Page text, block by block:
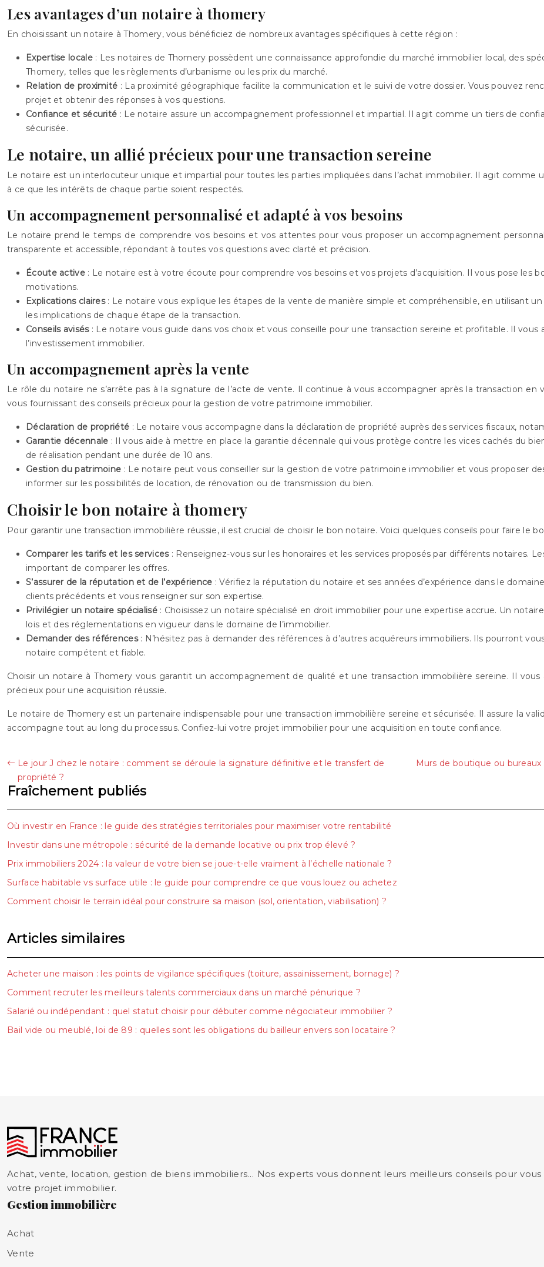
Les avantages d’un notaire à thomery
En choisissant un notaire à Thomery, vous bénéficiez de nombreux avantages spécifiques à cette région :
Expertise locale : Les notaires de Thomery possèdent une connaissance approfondie du marché immobilier local, des
Thomery, telles que les règlements d’urbanisme ou les prix du marché.
Relation de proximité : La proximité géographique facilite la communication et le suivi de votre dossier. Vous pouvez
projet et obtenir des réponses à vos questions.
Confiance et sécurité : Le notaire assure un accompagnement professionnel et impartial. Il agit comme un tiers de
sécurisée.
Le notaire, un allié précieux pour une transaction sereine
Le notaire est un interlocuteur unique et impartial pour toutes les parties impliquées dans l’achat immobilier. Il agit comme
à ce que les intérêts de chaque partie soient respectés.
Un accompagnement personnalisé et adapté à vos besoins
Le notaire prend le temps de comprendre vos besoins et vos attentes pour vous proposer un accompagnement
transparente et accessible, répondant à toutes vos questions avec clarté et précision.
Écoute active : Le notaire est à votre écoute pour comprendre vos besoins et vos projets d’acquisition. Il vous pose les
motivations.
Explications claires : Le notaire vous explique les étapes de la vente de manière simple et compréhensible, en utilisant
les implications de chaque étape de la transaction.
Conseils avisés : Le notaire vous guide dans vos choix et vous conseille pour une transaction sereine et profitable. Il
l’investissement immobilier.
Un accompagnement après la vente
Le rôle du notaire ne s’arrête pas à la signature de l’acte de vente. Il continue à vous accompagner après la transaction
vous fournissant des conseils précieux pour la gestion de votre patrimoine immobilier.
Déclaration de propriété : Le notaire vous accompagne dans la déclaration de propriété auprès des services fiscaux,
Garantie décennale : Il vous aide à mettre en place la garantie décennale qui vous protège contre les vices cachés du
de réalisation pendant une durée de 10 ans.
Gestion du patrimoine : Le notaire peut vous conseiller sur la gestion de votre patrimoine immobilier et vous proposer
informer sur les possibilités de location, de rénovation ou de transmission du bien.
Choisir le bon notaire à thomery
Pour garantir une transaction immobilière réussie, il est crucial de choisir le bon notaire. Voici quelques conseils pour faire le
Comparer les tarifs et les services : Renseignez-vous sur les honoraires et les services proposés par différents notaires.
important de comparer les offres.
S’assurer de la réputation et de l’expérience : Vérifiez la réputation du notaire et ses années d’expérience dans le
clients précédents et vous renseigner sur son expertise.
Privilégier un notaire spécialisé : Choisissez un notaire spécialisé en droit immobilier pour une expertise accrue. Un
lois et des réglementations en vigueur dans le domaine de l’immobilier.
Demander des références : N’hésitez pas à demander des références à d’autres acquéreurs immobiliers. Ils pourront
notaire compétent et fiable.
Choisir un notaire à Thomery vous garantit un accompagnement de qualité et une transaction immobilière sereine. Il
précieux pour une acquisition réussie.
Le notaire de Thomery est un partenaire indispensable pour une transaction immobilière sereine et sécurisée. Il assure la
accompagne tout au long du processus. Confiez-lui votre projet immobilier pour une acquisition en toute confiance.
Le jour J chez le notaire : comment se déroule la signature définitive et le transfert de
propriété ?
Murs de boutique ou
Fraîchement publiés
Où investir en France : le guide des stratégies territoriales pour maximiser votre rentabilité
Investir dans une métropole : sécurité de la demande locative ou prix trop élevé ?
Prix immobiliers 2024 : la valeur de votre bien se joue-t-elle vraiment à l’échelle nationale ?
Surface habitable vs surface utile : le guide pour comprendre ce que vous louez ou achetez
Comment choisir le terrain idéal pour construire sa maison (sol, orientation, viabilisation) ?
Articles similaires
Acheter une maison : les points de vigilance spécifiques (toiture, assainissement, bornage) ?
Comment recruter les meilleurs talents commerciaux dans un marché pénurique ?
Salarié ou indépendant : quel statut choisir pour débuter comme négociateur immobilier ?
Bail vide ou meublé, loi de 89 : quelles sont les obligations du bailleur envers son locataire ?
Achat, vente, location, gestion de biens immobiliers… Nos experts vous donnent leurs meilleurs conseils pour
votre projet immobilier.
Gestion immobilière
Achat
Vente